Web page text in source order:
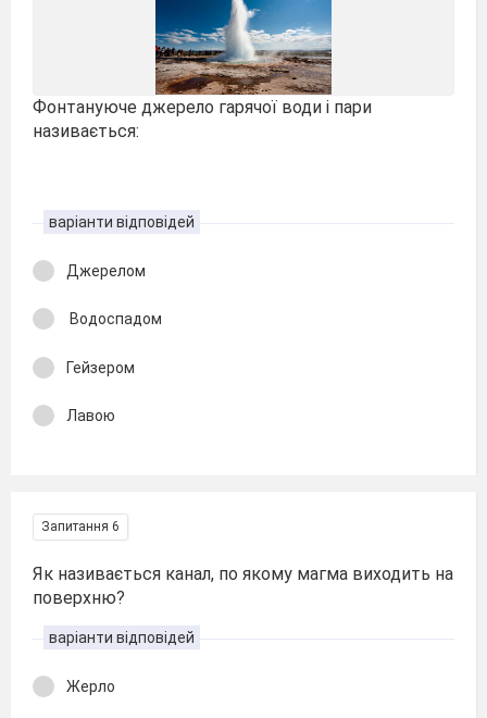
Фонтануюче джерело гарячої води і пари
називається:
варіанти відповідей
Джерелом
Водоспадом
Гейзером
Лавою
Запитання 6
Як називається канал, по якому магма виходить на
поверхню?
варіанти відповідей
Жерло